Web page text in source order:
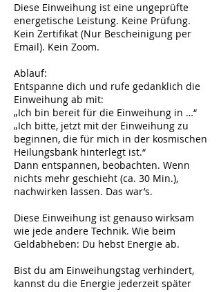
Diese Einweihung ist eine ungeprüfte
energetische Leistung. Keine Prüfung.
Kein Zertifikat (Nur Bescheinigung per
Email). Kein Zoom.
Ablauf:
Entspanne dich und rufe gedanklich die
Einweihung ab mit:
„Ich bin bereit für die Einweihung in …“
„Ich bitte, jetzt mit der Einweihung zu
beginnen, die für mich in der kosmischen
Heilungsbank hinterlegt ist.“
Dann entspannen, beobachten. Wenn
nichts mehr geschieht (ca. 30 Min.),
nachwirken lassen. Das war’s.
Diese Einweihung ist genauso wirksam
wie jede andere Technik. Wie beim
Geldabheben: Du hebst Energie ab.
Bist du am Einweihungstag verhindert,
kannst du die Energie jederzeit später